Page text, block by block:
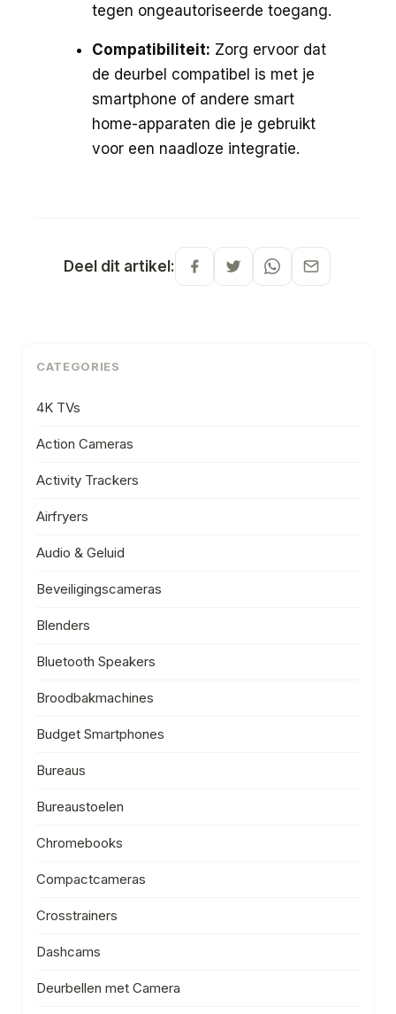
tegen ongeautoriseerde toegang.
Compatibiliteit: Zorg ervoor dat
de deurbel compatibel is met je
smartphone of andere smart
home-apparaten die je gebruikt
voor een naadloze integratie.
Deel dit artikel:
CATEGORIES
4K TVs
Action Cameras
Activity Trackers
Airfryers
Audio & Geluid
Beveiligingscameras
Blenders
Bluetooth Speakers
Broodbakmachines
Budget Smartphones
Bureaus
Bureaustoelen
Chromebooks
Compactcameras
Crosstrainers
Dashcams
Deurbellen met Camera